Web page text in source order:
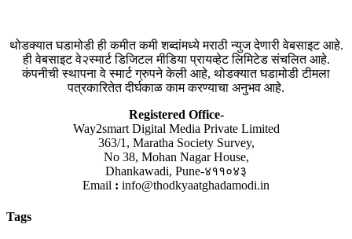
थोडक्यात घडामोडी ही कमीत कमी शब्दांमध्ये मराठी न्युज देणारी वेबसाइट आहे.
ही वेबसाइट वे२स्मार्ट डिजिटल मीडिया प्रायव्हेट लिमिटेड संचलित आहे.
कंपनीची स्थापना वे स्मार्ट ग्रुपने केली आहे, थोडक्यात घडामोडी टीमला
पत्रकारितेत दीर्घकाळ काम करण्याचा अनुभव आहे.
Registered Office-
Way2smart Digital Media Private Limited
363/1, Maratha Society Survey,
No 38, Mohan Nagar House,
Dhankawadi, Pune-४११०४३
Email : info@thodkyaatghadamodi.in
Tags